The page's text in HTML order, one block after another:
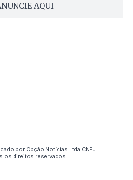
AQUI
por Opção Notícias Ltda CNPJ
os direitos reservados.